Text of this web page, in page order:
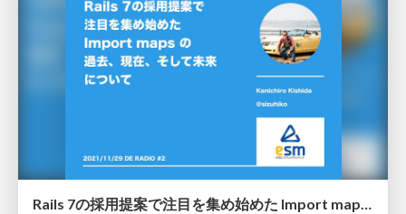
Rails 7の採用提案で注目を集め始めた Import maps の過去、現在、そして未来について/de radio 2